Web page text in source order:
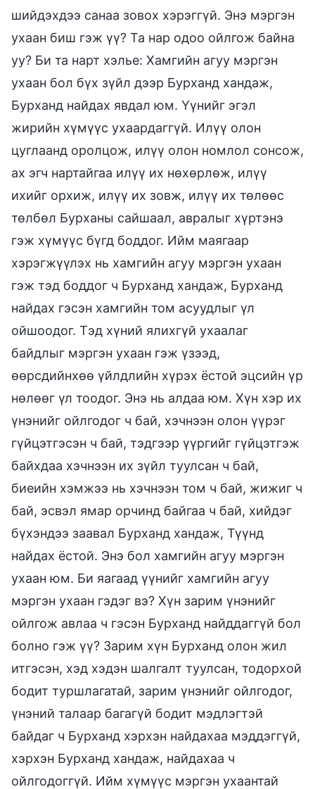
шийдэхдээ санаа зовох хэрэггүй. Энэ мэргэн
ухаан биш гэж үү? Та нар одоо ойлгож байна
уу? Би та нарт хэлье: Хамгийн агуу мэргэн
ухаан бол бүх зүйл дээр Бурханд хандаж,
Бурханд найдах явдал юм. Үүнийг эгэл
жирийн хүмүүс ухаардаггүй. Илүү олон
цуглаанд оролцож, илүү олон номлол сонсож,
ах эгч нартайгаа илүү их нөхөрлөж, илүү
ихийг орхиж, илүү их зовж, илүү их төлөөс
төлбөл Бурханы сайшаал, авралыг хүртэнэ
гэж хүмүүс бүгд боддог. Ийм маягаар
хэрэгжүүлэх нь хамгийн агуу мэргэн ухаан
гэж тэд боддог ч Бурханд хандаж, Бурханд
найдах гэсэн хамгийн том асуудлыг үл
ойшоодог. Тэд хүний ялихгүй ухаалаг
байдлыг мэргэн ухаан гэж үзээд,
өөрсдийнхөө үйлдлийн хүрэх ёстой эцсийн үр
нөлөөг үл тоодог. Энэ нь алдаа юм. Хүн хэр их
үнэнийг ойлгодог ч бай, хэчнээн олон үүрэг
гүйцэтгэсэн ч бай, тэдгээр үүргийг гүйцэтгэж
байхдаа хэчнээн их зүйл туулсан ч бай,
биеийн хэмжээ нь хэчнээн том ч бай, жижиг ч
бай, эсвэл ямар орчинд байгаа ч бай, хийдэг
бүхэндээ заавал Бурханд хандаж, Түүнд
найдах ёстой. Энэ бол хамгийн агуу мэргэн
ухаан юм. Би яагаад үүнийг хамгийн агуу
мэргэн ухаан гэдэг вэ? Хүн зарим үнэнийг
ойлгож авлаа ч гэсэн Бурханд найддаггүй бол
болно гэж үү? Зарим хүн Бурханд олон жил
итгэсэн, хэд хэдэн шалгалт туулсан, тодорхой
бодит туршлагатай, зарим үнэнийг ойлгодог,
үнэний талаар багагүй бодит мэдлэгтэй
байдаг ч Бурханд хэрхэн найдахаа мэддэггүй,
хэрхэн Бурханд хандаж, найдахаа ч
ойлгодоггүй. Ийм хүмүүс мэргэн ухаантай